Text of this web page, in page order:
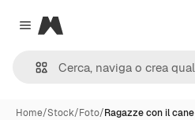
Close menu
Magnific
Home/Stock/Foto/Ragazze con il cane